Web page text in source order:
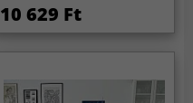
10 629 Ft